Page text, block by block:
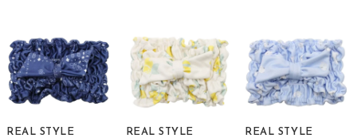
REAL STYLE REAL STYLE REAL STYLE